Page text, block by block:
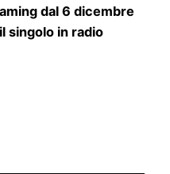
dal 6 dicembre
singolo in radio